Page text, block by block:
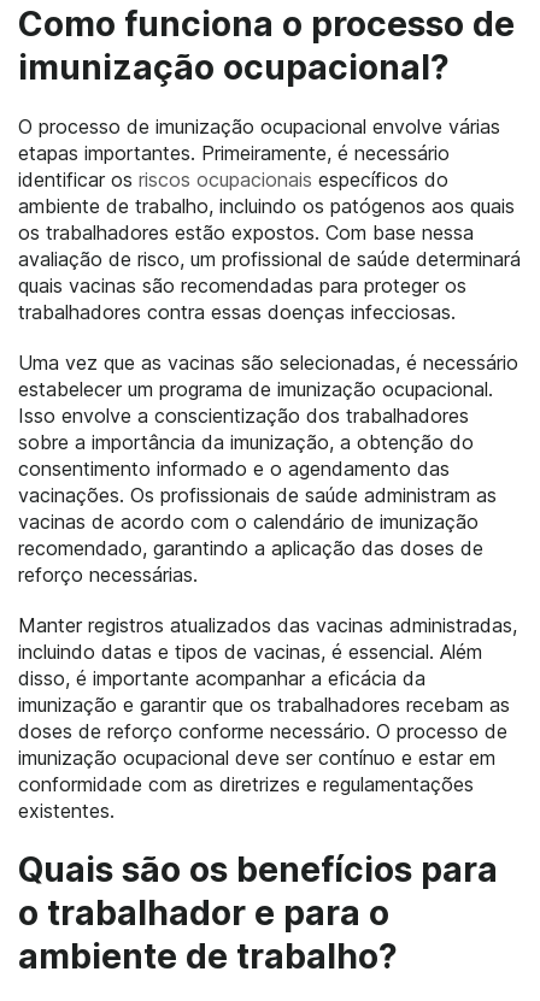
Como funciona o processo de
imunização ocupacional?
O processo de imunização ocupacional envolve várias
etapas importantes. Primeiramente, é necessário
identificar os riscos ocupacionais específicos do
ambiente de trabalho, incluindo os patógenos aos quais
os trabalhadores estão expostos. Com base nessa
avaliação de risco, um profissional de saúde determinará
quais vacinas são recomendadas para proteger os
trabalhadores contra essas doenças infecciosas.
Uma vez que as vacinas são selecionadas, é necessário
estabelecer um programa de imunização ocupacional.
Isso envolve a conscientização dos trabalhadores
sobre a importância da imunização, a obtenção do
consentimento informado e o agendamento das
vacinações. Os profissionais de saúde administram as
vacinas de acordo com o calendário de imunização
recomendado, garantindo a aplicação das doses de
reforço necessárias.
Manter registros atualizados das vacinas administradas,
incluindo datas e tipos de vacinas, é essencial. Além
disso, é importante acompanhar a eficácia da
imunização e garantir que os trabalhadores recebam as
doses de reforço conforme necessário. O processo de
imunização ocupacional deve ser contínuo e estar em
conformidade com as diretrizes e regulamentações
existentes.
Quais são os benefícios para
o trabalhador e para o
ambiente de trabalho?